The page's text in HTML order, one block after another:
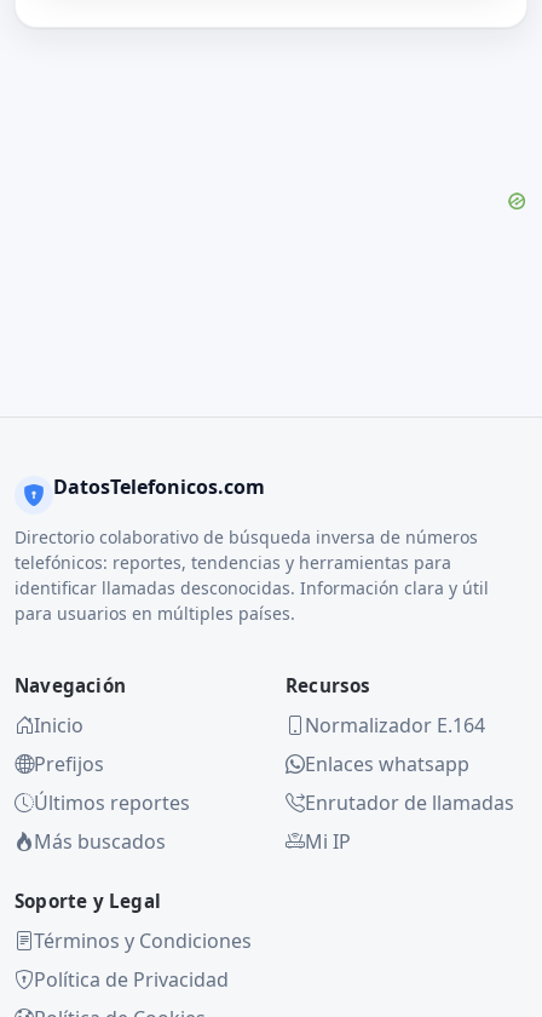
DatosTelefonicos.com
Directorio colaborativo de búsqueda inversa de números
telefónicos: reportes, tendencias y herramientas para
identificar llamadas desconocidas. Información clara y útil
para usuarios en múltiples países.
Navegación
Inicio
Prefijos
Últimos reportes
Más buscados
Recursos
Normalizador E.164
Enlaces whatsapp
Enrutador de llamadas
Mi IP
Soporte y Legal
Términos y Condiciones
Política de Privacidad